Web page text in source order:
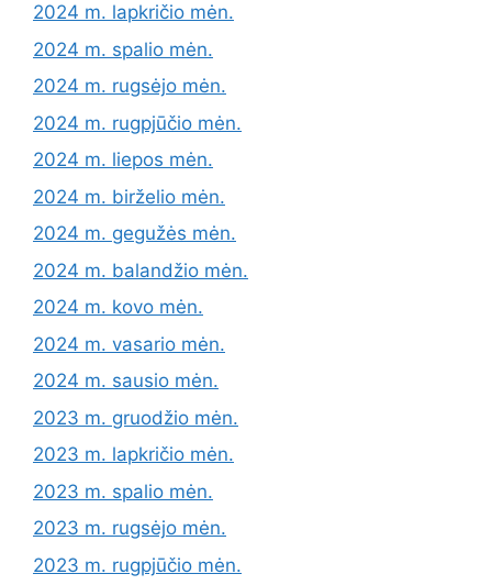
2024 m. lapkričio mėn.
2024 m. spalio mėn.
2024 m. rugsėjo mėn.
2024 m. rugpjūčio mėn.
2024 m. liepos mėn.
2024 m. birželio mėn.
2024 m. gegužės mėn.
2024 m. balandžio mėn.
2024 m. kovo mėn.
2024 m. vasario mėn.
2024 m. sausio mėn.
2023 m. gruodžio mėn.
2023 m. lapkričio mėn.
2023 m. spalio mėn.
2023 m. rugsėjo mėn.
2023 m. rugpjūčio mėn.